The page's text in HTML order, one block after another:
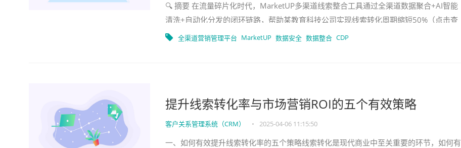
🔍 摘要 在流量碎片化时代，MarketUP多渠道线索整合工具通过全渠道数据聚合+AI智能
清洗+自动化分发的闭环链路，帮助某教育科技公司实现线索转化周期缩短50%（点击查
看案例👇）。Gartner报
全渠道营销管理平台 MarketUP 数据安全 数据整合 CDP
提升线索转化率与市场营销ROI的五个有效策略
客户关系管理系统（CRM） • 2025-04-06 11:15:50
一、如何有效提升线索转化率的五个策略线索转化是现代商业中至关重要的环节，如何有